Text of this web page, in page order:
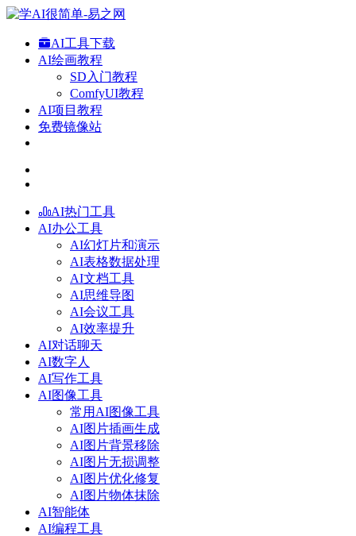
AI工具下载
AI绘画教程
SD入门教程
ComfyUI教程
AI项目教程
免费镜像站
AI热门工具
AI办公工具
AI幻灯片和演示
AI表格数据处理
AI文档工具
AI思维导图
AI会议工具
AI效率提升
AI对话聊天
AI数字人
AI写作工具
AI图像工具
常用AI图像工具
AI图片插画生成
AI图片背景移除
AI图片无损调整
AI图片优化修复
AI图片物体抹除
AI智能体
AI编程工具